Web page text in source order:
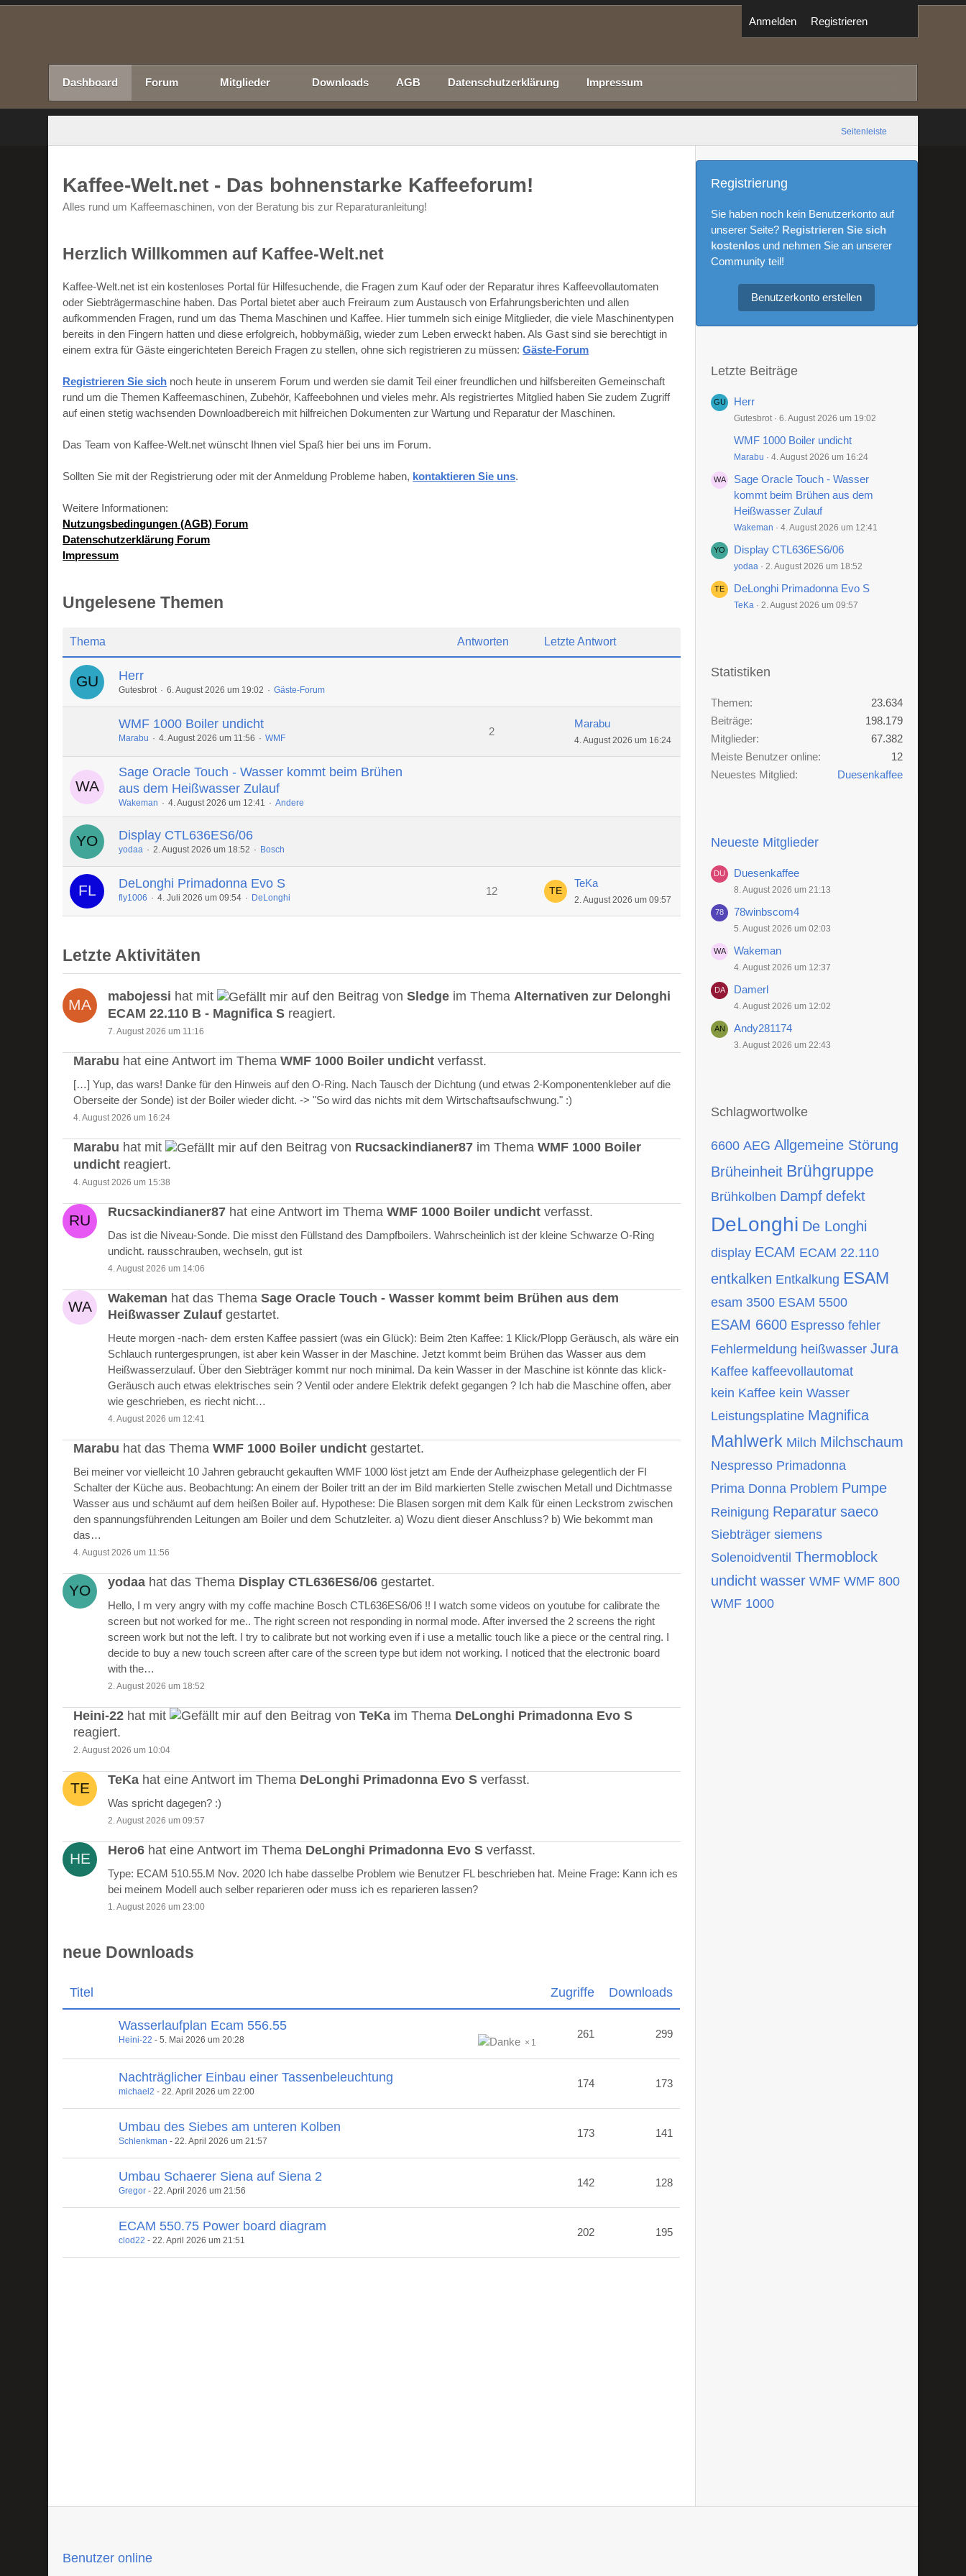
Anmelden Registrieren
Dashboard Forum Mitglieder Downloads AGB Datenschutzerklärung Impressum
Seitenleiste
Kaffee-Welt.net - Das bohnenstarke Kaffeeforum!
Alles rund um Kaffeemaschinen, von der Beratung bis zur Reparaturanleitung!
Herzlich Willkommen auf Kaffee-Welt.net
Kaffee-Welt.net ist ein kostenloses Portal für Hilfesuchende, die Fragen zum Kauf oder der Reparatur ihres Kaffeevollautomaten
oder Siebträgermaschine haben. Das Portal bietet aber auch Freiraum zum Austausch von Erfahrungsberichten und allen
aufkommenden Fragen, rund um das Thema Maschinen und Kaffee. Hier tummeln sich einige Mitglieder, die viele Maschinentypen
bereits in den Fingern hatten und diese erfolgreich, hobbymäßig, wieder zum Leben erweckt haben. Als Gast sind sie berechtigt in
einem extra für Gäste eingerichteten Bereich Fragen zu stellen, ohne sich registrieren zu müssen:Gäste-Forum
Registrieren Sie sich noch heute in unserem Forum und werden sie damit Teil einer freundlichen und hilfsbereiten Gemeinschaft
rund um die Themen Kaffeemaschinen, Zubehör, Kaffeebohnen und vieles mehr. Als registriertes Mitglied haben Sie zudem Zugriff
auf einen stetig wachsenden Downloadbereich mit hilfreichen Dokumenten zur Wartung und Reparatur der Maschinen.
Das Team von Kaffee-Welt.net wünscht Ihnen viel Spaß hier bei uns im Forum.
Sollten Sie mit der Registrierung oder mit der Anmeldung Probleme haben, kontaktieren Sie uns.
Weitere Informationen:
Nutzungsbedingungen (AGB) Forum
Datenschutzerklärung Forum
Impressum
Ungelesene Themen
Thema Antworten Letzte Antwort
Herr
Gutesbrot 6. August 2026 um 19:02 Gäste-Forum
WMF 1000 Boiler undicht
Marabu 4. August 2026 um 11:56 WMF
2
Marabu
4. August 2026 um 16:24
Sage Oracle Touch - Wasser kommt beim Brühen
aus dem Heißwasser Zulauf
Wakeman 4. August 2026 um 12:41 Andere
Display CTL636ES6/06
yodaa 2. August 2026 um 18:52 Bosch
DeLonghi Primadonna Evo S
fly1006 4. Juli 2026 um 09:54 DeLonghi
12
TeKa
2. August 2026 um 09:57
Letzte Aktivitäten
mabojessi hat mit auf den Beitrag vonSledge im ThemaAlternativen zur Delonghi
ECAM 22.110 B - Magnifica S reagiert.
7. August 2026 um 11:16
Marabu hat eine Antwort im ThemaWMF 1000 Boiler undicht verfasst.
[…] Yup, das wars! Danke für den Hinweis auf den O-Ring. Nach Tausch der Dichtung (und etwas 2-Komponentenkleber auf die
Oberseite der Sonde) ist der Boiler wieder dicht. -> "So wird das nichts mit dem Wirtschaftsaufschwung." :)
4. August 2026 um 16:24
Marabu hat mit auf den Beitrag von Rucsackindianer87 im ThemaWMF 1000 Boiler
undicht reagiert.
4. August 2026 um 15:38
Rucsackindianer87 hat eine Antwort im ThemaWMF 1000 Boiler undicht verfasst.
Das ist die Niveau-Sonde. Die misst den Füllstand des Dampfboilers. Wahrscheinlich ist der kleine Schwarze O-Ring
undicht. rausschrauben, wechseln, gut ist
4. August 2026 um 14:06
Wakeman hat das ThemaSage Oracle Touch - Wasser kommt beim Brühen aus dem
Heißwasser Zulauf gestartet.
Heute morgen -nach- dem ersten Kaffee passiert (was ein Glück): Beim 2ten Kaffee: 1 Klick/Plopp Geräusch, als wäre ein
Schlauch runtergesprungen, ist aber kein Wasser in der Maschine. Jetzt kommt beim Brühen das Wasser aus dem
Heißwasserzulauf. Über den Siebträger kommt nur noch minimal. Da kein Wasser in der Maschine ist könnte das klick-
Geräusch auch etwas elektrisches sein ? Ventil oder andere Elektrik defekt gegangen ? Ich hab die Maschine offen, aber
wie geschrieben, es riecht nicht…
4. August 2026 um 12:41
Marabu hat das ThemaWMF 1000 Boiler undicht gestartet.
Bei meiner vor vielleicht 10 Jahren gebraucht gekauften WMF 1000 löst jetzt am Ende der Aufheizphase gelegentlich der FI
Schalter der Küche aus. Beobachtung: An einem der Boiler tritt an der im Bild markierten Stelle zwischen Metall und Dichtmasse
Wasser aus und schäumt auf dem heißen Boiler auf. Hypothese: Die Blasen sorgen mit dem Kalk für einen Leckstrom zwischen
den spannungsführenden Leitungen am Boiler und dem Schutzleiter. a) Wozu dient dieser Anschluss? b) Wie bekommt man
das…
4. August 2026 um 11:56
yodaa hat das Thema Display CTL636ES6/06 gestartet.
Hello, I m very angry with my coffe machine Bosch CTL636ES6/06 !! I watch some videos on youtube for calibrate the
screen but not worked for me.. The right screen not responding in normal mode. After inversed the 2 screens the right
screen work but not the left. I try to calibrate but not working even if i use a metallic touch like a piece or the central ring. I
decide to buy a new touch screen after care of the screen type but idem not working. I noticed that the electronic board
with the…
2. August 2026 um 18:52
Heini-22 hat mit auf den Beitrag vonTeKa im Thema DeLonghi Primadonna Evo S
reagiert.
2. August 2026 um 10:04
TeKa hat eine Antwort im Thema DeLonghi Primadonna Evo S verfasst.
Was spricht dagegen? :)
2. August 2026 um 09:57
Hero6 hat eine Antwort im Thema DeLonghi Primadonna Evo S verfasst.
Type: ECAM 510.55.M Nov. 2020 Ich habe dasselbe Problem wie Benutzer FL beschrieben hat. Meine Frage: Kann ich es
bei meinem Modell auch selber reparieren oder muss ich es reparieren lassen?
1. August 2026 um 23:00
neue Downloads
Titel Zugriffe Downloads
Wasserlaufplan Ecam 556.55
1
Heini-22 -5. Mai 2026 um 20:28 261 299
Nachträglicher Einbau einer Tassenbeleuchtung
michael2 -22. April 2026 um 22:00
174 173
Umbau des Siebes am unteren Kolben
Schlenkman -22. April 2026 um 21:57
173 141
Umbau Schaerer Siena auf Siena 2
Gregor -22. April 2026 um 21:56
142 128
ECAM 550.75 Power board diagram
clod22 -22. April 2026 um 21:51
202 195
Registrierung
Sie haben noch kein Benutzerkonto auf
unserer Seite? Registrieren Sie sich
kostenlosund nehmen Sie an unserer
Community teil!
Benutzerkonto erstellen
Letzte Beiträge
Herr
Gutesbrot 6. August 2026 um 19:02
WMF 1000 Boiler undicht
Marabu 4. August 2026 um 16:24
Sage Oracle Touch - Wasser
kommt beim Brühen aus dem
Heißwasser Zulauf
Wakeman 4. August 2026 um 12:41
Display CTL636ES6/06
yodaa 2. August 2026 um 18:52
DeLonghi Primadonna Evo S
TeKa 2. August 2026 um 09:57
Statistiken
Themen
23.634
Beiträge
198.179
Mitglieder
67.382
Meiste Benutzer online
12
Neuestes Mitglied
Duesenkaffee
Neueste Mitglieder
Duesenkaffee
8. August 2026 um 21:13
78winbscom4
5. August 2026 um 02:03
Wakeman
4. August 2026 um 12:37
Damerl
4. August 2026 um 12:02
Andy281174
3. August 2026 um 22:43
Schlagwortwolke
6600 AEG Allgemeine Störung
Brüheinheit Brühgruppe
Brühkolben Dampf defekt
DeLonghi De Longhi
display ECAM ECAM 22.110
entkalken Entkalkung ESAM
esam 3500 ESAM 5500
ESAM 6600 Espresso fehler
Fehlermeldung heißwasser Jura
Kaffee kaffeevollautomat
kein Kaffee kein Wasser
Leistungsplatine Magnifica
Mahlwerk Milch Milchschaum
Nespresso Primadonna
Prima Donna Problem Pumpe
Reinigung Reparatur saeco
Siebträger siemens
Solenoidventil Thermoblock
undicht wasser WMF WMF 800
WMF 1000
Benutzer online